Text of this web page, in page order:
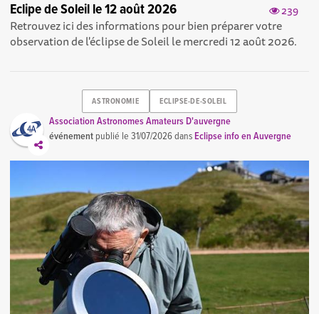
239
Eclipe de Soleil le 12 août 2026
Retrouvez ici des informations pour bien préparer votre
observation de l'éclipse de Soleil le mercredi 12 août 2026.
ASTRONOMIE ECLIPSE-DE-SOLEIL
Association Astronomes Amateurs D'auvergne
événement publié le31/07/2026dansEclipse info en Auvergne